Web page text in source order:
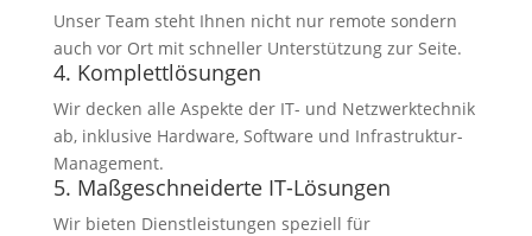
Unser Team steht Ihnen nicht nur remote sondern
auch vor Ort mit schneller Unterstützung zur Seite.
4. Komplettlösungen
Wir decken alle Aspekte der IT- und Netzwerktechnik
ab, inklusive Hardware, Software und Infrastruktur-
Management.
5. Maßgeschneiderte IT-Lösungen
Wir bieten Dienstleistungen speziell für